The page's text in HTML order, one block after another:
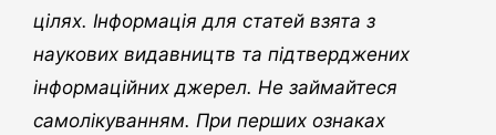
цілях. Інформація для статей взята з
наукових видавництв та підтверджених
інформаційних джерел. Не займайтеся
самолікуванням. При перших ознаках